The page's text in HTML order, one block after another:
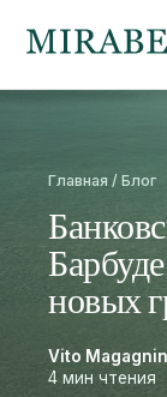
Главная / Блог
новых
Vito
4 мин чтения